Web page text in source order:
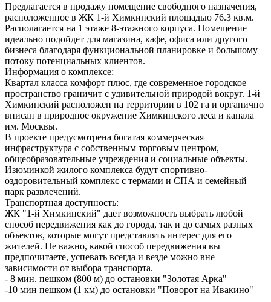
Предлагается в продажу помещение свободного назначения,
расположенное в ЖК 1-й Химкинский площадью 76.3 кв.м.
Располагается на 1 этаже 8-этажного корпуса. Помещение
идеально подойдет для магазина, кафе, офиса или другого
бизнеса благодаря функциональной планировке и большому
потоку потенциальных клиентов.
Информация о комплексе:
Квартал класса комфорт плюс, где современное городское
пространство граничит с удивительной природой вокруг. 1-й
Химкинский расположен на территории в 102 га и органично
вписан в природное окружение Химкинского леса и канала
им. Москвы.
В проекте предусмотрена богатая коммерческая
инфраструктура с собственным торговым центром,
общеобразовательные учреждения и социальные объекты.
Изюминкой жилого комплекса будут спортивно-
оздоровительный комплекс с термами и СПА и семейный
парк развлечений.
Транспортная доступность:
ЖК "1-й Химкинский" дает возможность выбрать любой
способ передвижения как до города, так и до самых разных
объектов, которые могут представлять интерес для его
жителей. Не важно, какой способ передвижения вы
предпочитаете, успевать всегда и везде можно вне
зависимости от выбора транспорта.
- 8 мин. пешком (800 м) до остановки "Золотая Арка"
-10 мин пешком (1 км) до остановки "Поворот на Ивакино"